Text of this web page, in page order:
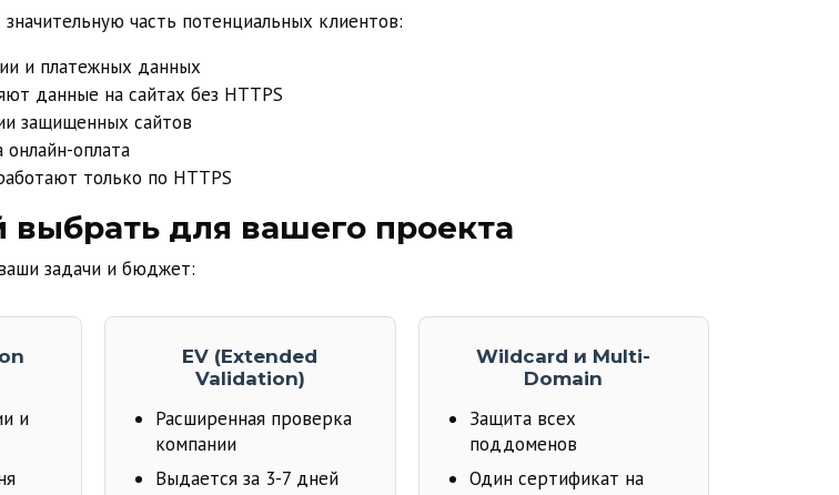
часть потенциальных клиентов:
и платежных данных
данные на сайтах без HTTPS
защищенных сайтов
оплата
только по HTTPS
выбрать для вашего проекта
задачи и бюджет:
и
EV (Extended
Validation)
Расширенная проверка
компании
Выдается за 3-7 дней
Wildcard и Multi-
Domain
Защита всех
поддоменов
Один сертификат на